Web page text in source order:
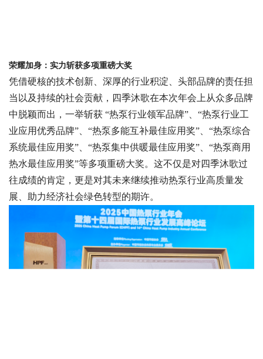
荣耀加身： 实力斩获多项重磅大奖
凭借硬核的技术创新、深厚的行业积淀、头部品牌的责任担
当以及持续的社会贡献，四季沐歌在本次年会上从众多品牌
中脱颖而出，一举斩获 “热泵行业领军品牌”、“热泵行业工
业应用优秀品牌”、“热泵多能互补最佳应用奖”、“热泵综合
系统最佳应用奖”、“热泵集中供暖最佳应用奖”、“热泵商用
热水最佳应用奖”等多项重磅大奖。这不仅是对四季沐歌过
往成绩的肯定，更是对其未来继续推动热泵行业高质量发
展、助力经济社会绿色转型的期许。